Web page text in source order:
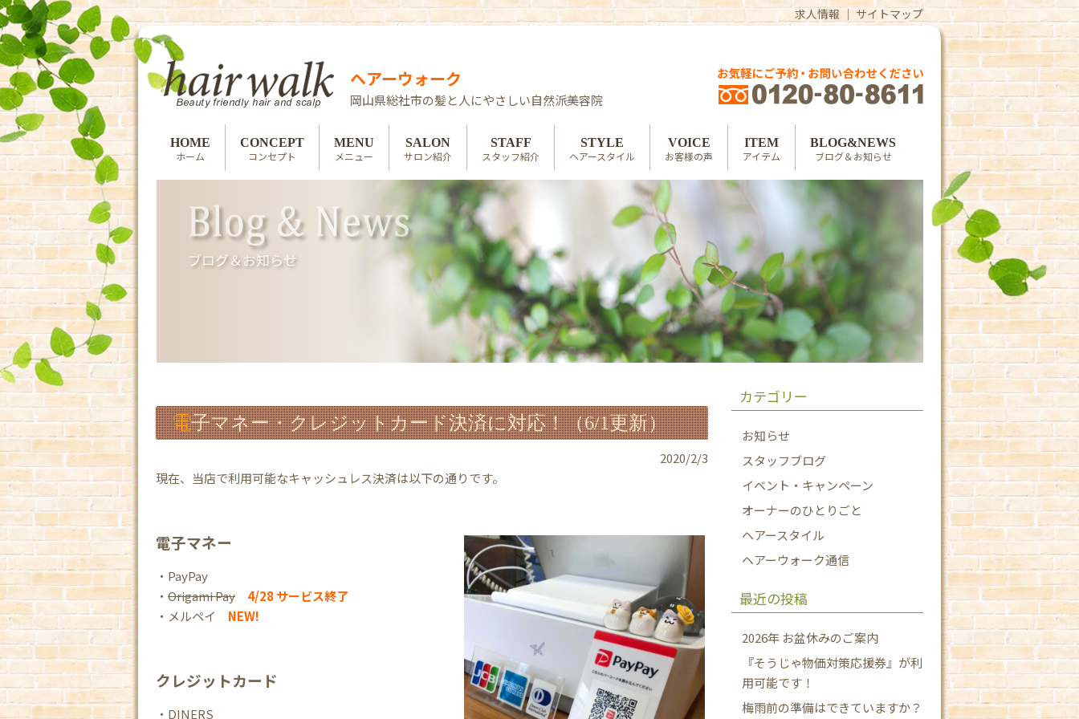
求人情報｜サイトマップ
ヘアーウォーク
岡山県総社市の髪と人にやさしい自然派美容院
HOME
ホーム
CONCEPT
コンセプト
MENU
メニュー
SALON
サロン紹介
STAFF
スタッフ紹介
STYLE
ヘアースタイル
VOICE
お客様の声
ITEM
アイテム
BLOG&NEWS
ブログ＆お知らせ
電子マネー・クレジットカード決済に対応！（6/1更新）
2020/2/3
現在、当店で利用可能なキャッシュレス決済は以下の通りです。
電子マネー
・PayPay
・ Origami Pay
4/28 サービス終了
・メルペイ NEW!
クレジットカード
・DINERS
カテゴリー
お知らせ
スタッフブログ
イベント・キャンペーン
オーナーのひとりごと
ヘアースタイル
ヘアーウォーク通信
最近の投稿
2026年 お盆休みのご案内
『そうじゃ物価対策応援券』が利
用可能です！
梅雨前の準備はできていますか？